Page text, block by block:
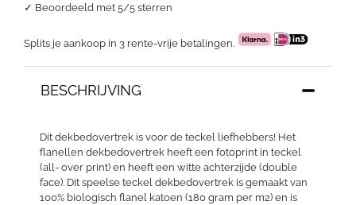
✓ Beoordeeld met 5/5 sterren
Splits je aankoop in 3 rente-vrije betalingen.
BESCHRIJVING
Dit dekbedovertrek is voor de teckel liefhebbers! Het
flanellen dekbedovertrek heeft een fotoprint in teckel
(all- over print) en heeft een witte achterzijde (double
face). Dit speelse teckel dekbedovertrek is gemaakt van
100% biologisch flanel katoen (180 gram per m2) en is